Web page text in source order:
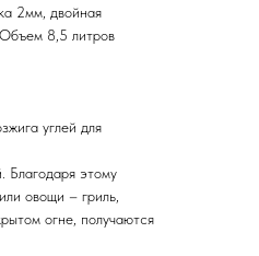
2мм, двойная
8,5 литров
углей для
Благодаря этому
овощи – гриль,
огне, получаются